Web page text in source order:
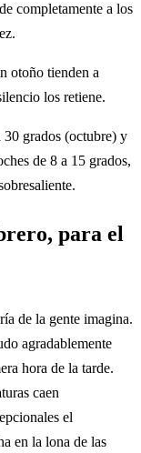
completamente a los
otoño tienden a
los retiene.
30 grados (octubre) y
de 8 a 15 grados,
para el
de la gente imagina.
agradablemente
hora de la tarde.
caen
el
en la lona de las